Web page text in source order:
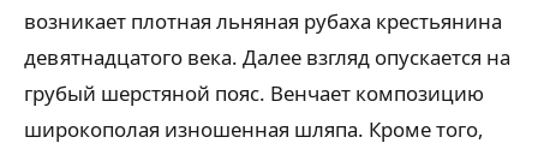
возникает плотная льняная рубаха крестьянина
девятнадцатого века. Далее взгляд опускается на
грубый шерстяной пояс. Венчает композицию
широкополая изношенная шляпа. Кроме того,